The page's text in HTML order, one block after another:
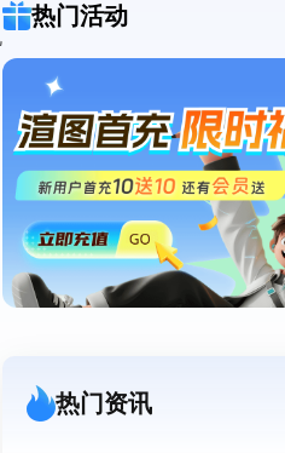
热门活动
热门资讯